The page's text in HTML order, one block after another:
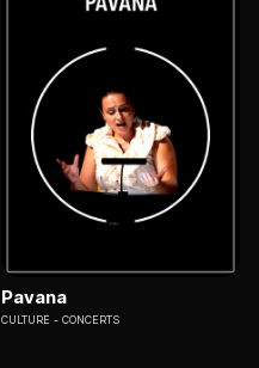
Pavana
CULTURE CONCERTS